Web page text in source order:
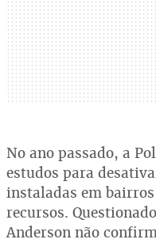
No ano passado, a
estudos para
instaladas em
recursos.
Anderson não